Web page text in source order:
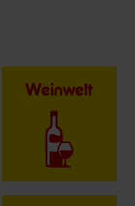
Weinwelt